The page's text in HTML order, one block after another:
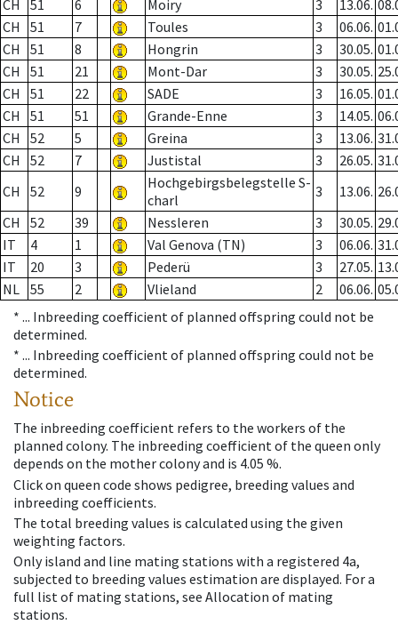
CH 51 6 Moiry 3 13.06.
CH
51 7 Toules 3 06.06.
CH
51 8 Hongrin 3 30.05.
CH
51 21 Mont-Dar 3 30.05.
CH
51 22 SADE 3 16.05.
CH
51 51 Grande-Enne 3 14.05.
CH
52 5 Greina 3 13.06.
CH
52 7 Justistal 3 26.05.
CH
52 9
Hochgebirgsbelegstelle S-
charl
3 13.06.
CH
52 39 Nessleren 3 30.05.
IT
4 1 Val Genova (TN) 3 06.06.
IT
20 3 Pederü 3 27.05.
NL 55 2 Vlieland 2 06.06.
* ... Inbreeding coefficient of planned offspring could not be
determined.
* ... Inbreeding coefficient of planned offspring could not be
determined.
Notice
The inbreeding coefficient refers to the workers of the
planned colony. The inbreeding coefficient of the queen only
depends on the mother colony and is 4.05 %.
Click on queen code shows pedigree, breeding values and
inbreeding coefficients.
The total breeding values is calculated using the given
weighting factors.
Only island and line mating stations with a registered 4a,
subjected to breeding values estimation are displayed. For a
full list of mating stations, see Allocation of mating
stations.